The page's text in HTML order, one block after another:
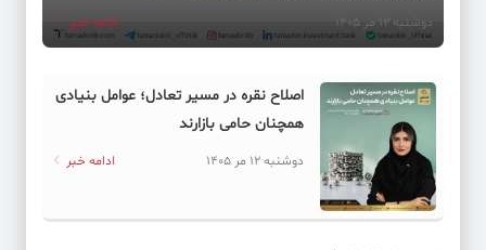
دوشنبه 12 مر 1405 ادامه خبر
اصلاح نقره در مسیر تعادل؛ عوامل بنیادی
همچنان حامی بازارند
دوشنبه 12 مر 1405 ادامه خبر